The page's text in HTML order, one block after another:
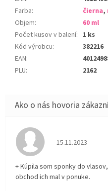
Farba: čierna,
Objem:
60 ml
Počet kusov v balení: 1 ks
Kód výrobcu:
382216
EAN:
PLU: 2162
Hodnotenie
15.11.2023
+ Kúpila som sponky do
obchod ich mal v ponuke.